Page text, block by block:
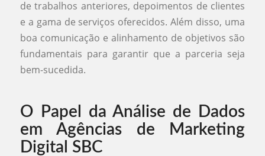
de trabalhos anteriores, depoimentos de clientes
e a gama de serviços oferecidos. Além disso, uma
boa comunicação e alinhamento de objetivos são
fundamentais para garantir que a parceria seja
bem-sucedida.
O Papel da Análise de Dados
em Agências de Marketing
Digital SBC